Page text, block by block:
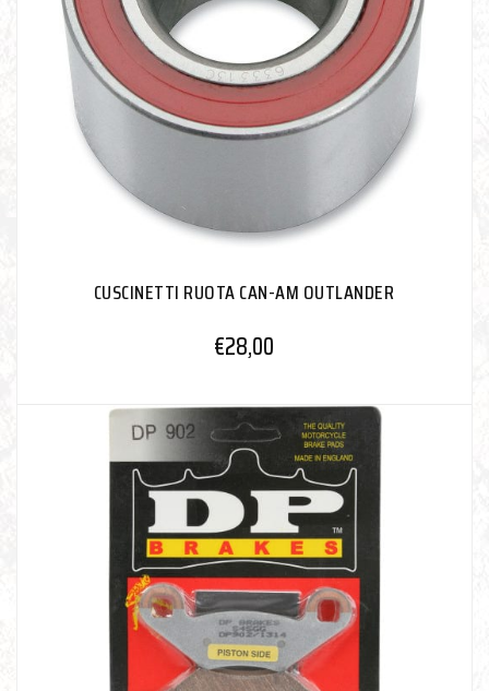
CUSCINETTI RUOTA CAN-AM OUTLANDER
€28,00